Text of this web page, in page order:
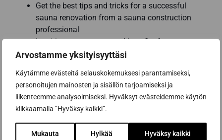
Arvostamme yksityisyyttäsi
Käytämme evästeitä selauskokemuksesi parantamiseksi,
personoitujen mainosten ja sisällön tarjoamiseksi ja
liikenteemme analysoimiseksi. Hyväksyt evästeidemme käytön
klikkaamalla ”Hyväksy kaikki”.
Mukauta Hylkää Hyväksy kaikki
Get the best tips and tricks for a successful
sauna renovation from a sauna construction
professional
Inspiring sauna news and benefits from our
partners to help you make the best sauna
Email address *
Subscribe to the newsletter